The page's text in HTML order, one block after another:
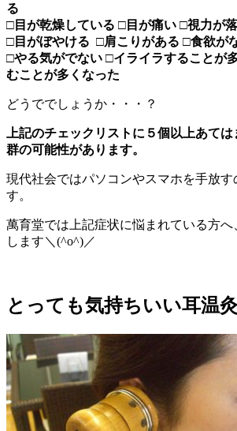
る
□目が乾燥している □目が痛い □視力が
□目がぼやける □肩こりがある □食欲が
□やる気がでない □イライラすることが
むことが多くなった
どうででしょうか・・・？
上記のチェックリストに５個以上あて
群の可能性があります。
現代社会ではパソコンやスマホを手放
す。
萬育堂では上記症状に悩まれている方へ
します＼(^o^)／
とっても気持ちいい耳温